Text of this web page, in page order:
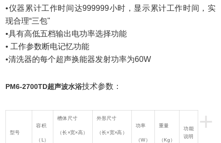
•仪器累计工作时间达999999小时，显示累计工作时间，实
现合理“三包"
•具有高低五档输出电功率选择功能
• 工作参数断电记忆功能
•清洗器的每个超声换能器发射功率为60W
PM6-2700TD超声波水浴技术参数：
+
型号
容积
（L）
槽体尺寸
（长×宽×高）
外形尺寸
（长×宽×高）
功率
（W）
重量
（Kg）
功能
说明